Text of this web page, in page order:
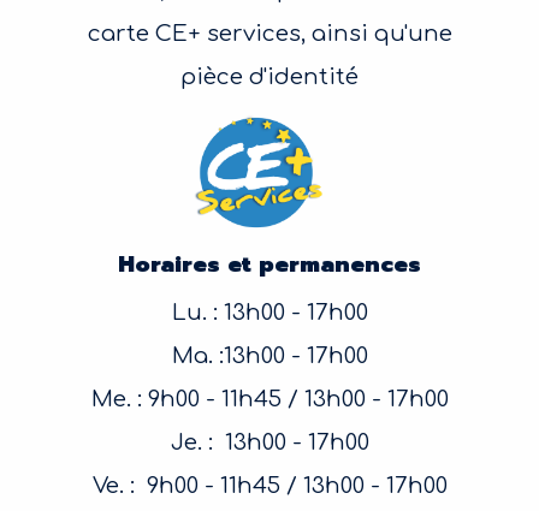
carte CE+ services, ainsi qu'une
pièce d'identité
Horaires et permanences
Lu. : 13h00 - 17h00
Ma. :13h00 - 17h00
Me. : 9h00 - 11h45 / 13h00 - 17h00
Je. : 13h00 - 17h00
Ve. : 9h00 - 11h45 / 13h00 - 17h00